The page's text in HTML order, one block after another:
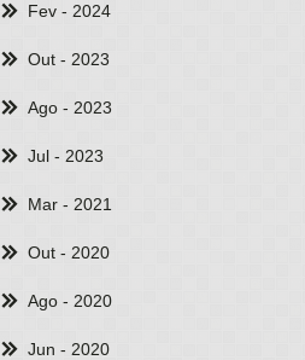
Fev - 2024
Out - 2023
Ago - 2023
Jul - 2023
Mar - 2021
Out - 2020
Ago - 2020
Jun - 2020